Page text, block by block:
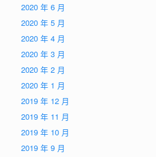
2020 年 6 月
2020 年 5 月
2020 年 4 月
2020 年 3 月
2020 年 2 月
2020 年 1 月
2019 年 12 月
2019 年 11 月
2019 年 10 月
2019 年 9 月